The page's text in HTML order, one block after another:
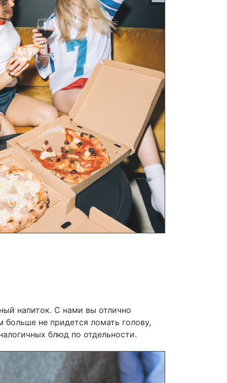
напиток. С нами вы отлично
не придется ломать голову,
блюд по отдельности.